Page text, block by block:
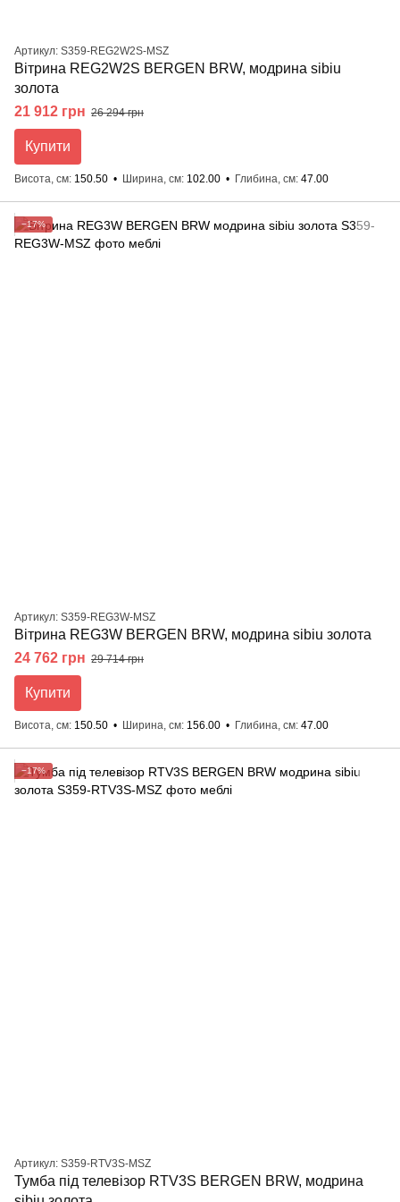
Артикул: S359-REG2W2S-MSZ
Вітрина REG2W2S BERGEN BRW, модрина sibiu
золота
21 912 грн 26 294 грн
Купити
Висота, см 150.50 Ширина, см 102.00 Глибина, см 47.00
−17%
Артикул: S359-REG3W-MSZ
Вітрина REG3W BERGEN BRW, модрина sibiu золота
24 762 грн 29 714 грн
Купити
Висота, см 150.50 Ширина, см 156.00 Глибина, см 47.00
−17%
Артикул: S359-RTV3S-MSZ
Тумба під телевізор RTV3S BERGEN BRW, модрина